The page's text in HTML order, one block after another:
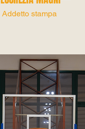
Addetto stampa